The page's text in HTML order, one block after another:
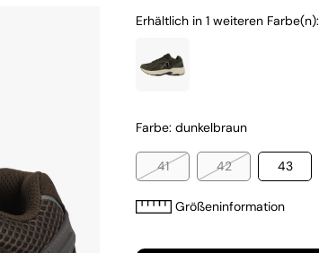
Erhältlich in 1 weiteren Farbe(n):
Farbe: dunkelbraun
41 42 43
Größeninformation